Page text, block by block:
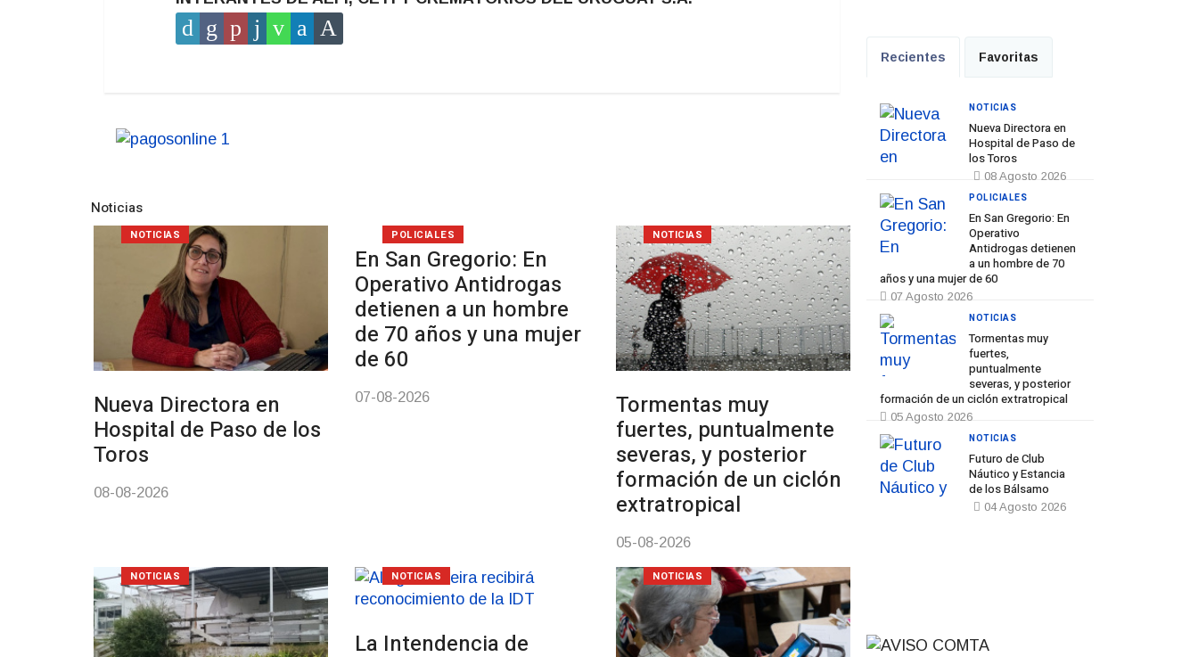
Noticias
Nueva Directora en
Hospital de Paso de los
Toros
08-08-2026
NOTICIAS
En San Gregorio: En
Operativo Antidrogas
detienen a un hombre
de 70 años y una mujer
de 60
07-08-2026
POLICIALES
Tormentas muy
fuertes, puntualmente
severas, y posterior
formación de un ciclón
extratropical
05-08-2026
NOTICIAS
NOTICIAS
La Intendencia de
NOTICIAS NOTICIAS
Recientes Favoritas
Nueva Directora en
Hospital de Paso de
los Toros
08 Agosto 2026
NOTICIAS
En San Gregorio: En
Operativo
Antidrogas detienen
a un hombre de 70
años y una mujer de 60
07 Agosto 2026
POLICIALES
Tormentas muy
fuertes,
puntualmente
severas, y posterior
formación de un ciclón extratropical
05 Agosto 2026
NOTICIAS
Futuro de Club
Náutico y Estancia
de los Bálsamo
04 Agosto 2026
NOTICIAS